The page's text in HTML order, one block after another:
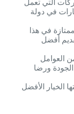
الشركات التي تعمل
في دولة
في هذا
أفضل
لعدد من العوامل
ورضا
الخيار الأفضل